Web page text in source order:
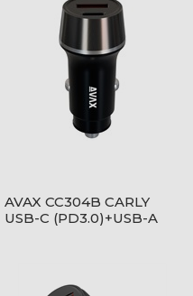
AVAX CC304B CARLY
USB-C (PD3.0)+USB-A